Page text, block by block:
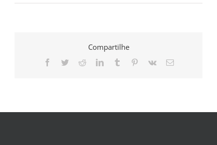
Compartilhe
Facebook
TwitterRedditLinkedInTumblr Pinterest
Vk
E-